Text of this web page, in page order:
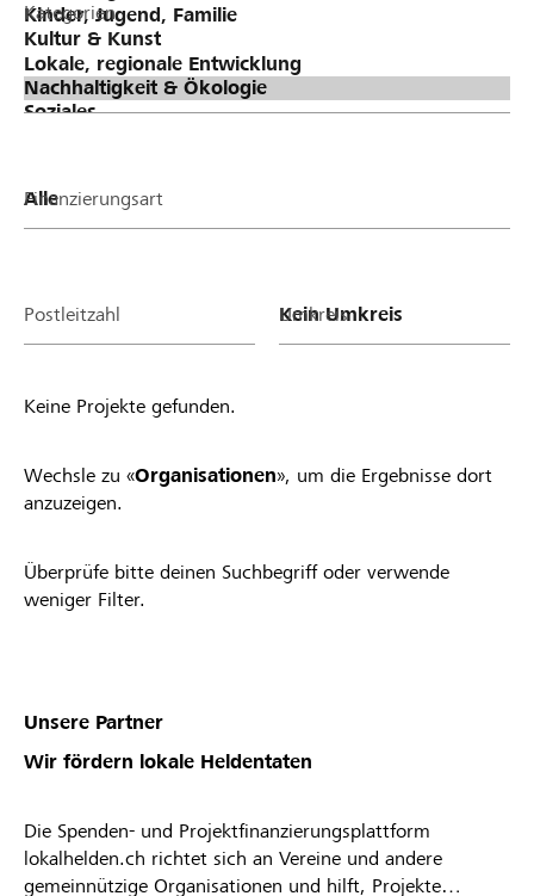
Kategorien
Finanzierungsart
Postleitzahl Umkreis
Keine Projekte gefunden.
Wechsle zu «Organisationen», um die Ergebnisse dort
anzuzeigen.
Überprüfe bitte deinen Suchbegriff oder verwende
weniger Filter.
Unsere Partner
Wir fördern lokale Heldentaten
Die Spenden- und Projektfinanzierungsplattform
lokalhelden.ch richtet sich an Vereine und andere
gemeinnützige Organisationen und hilft, Projekte